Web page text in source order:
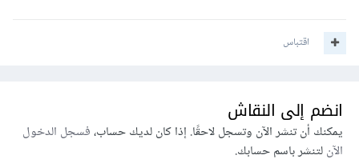
اقتباس
انضم إلى النقاش
يمكنك أن تنشر الآن وتسجل لاحقًا. إذا كان لديك حساب،فسجل الدخول
الآنلتنشر باسم حسابك.